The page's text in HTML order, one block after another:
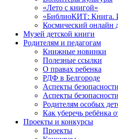
«Лето с книгой»
«БиблиоКИТ: Книга.
Космический онлайн
Музей детской книги
Родителям и педагогам
Книжные новинки
Полезные ссылки
О правах ребенка
РДФ в Белгороде
Аспекты
Аспекты
Родителям особых
Как уберечь ребёнка
Проекты и конкурсы
Проекты